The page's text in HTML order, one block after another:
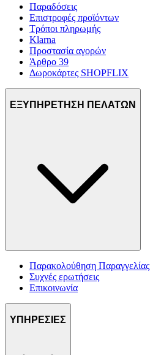
Παραδόσεις
Επιστροφές προϊόντων
Τρόποι πληρωμής
Klarna
Προστασία αγορών
Άρθρο 39
Δωροκάρτες SHOPFLIX
ΕΞΥΠΗΡΕΤΗΣΗ ΠΕΛΑΤΩΝ
Παρακολούθηση Παραγγελίας
Συχνές ερωτήσεις
Επικοινωνία
ΥΠΗΡΕΣΙΕΣ